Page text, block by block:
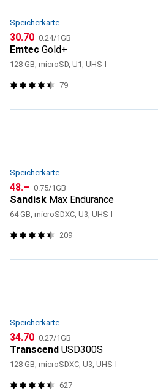
Speicherkarte
CHF
30.70 CHF
0.24/1GB
Emtec Gold+
128 GB, microSD, U1, UHS-I
79
Speicherkarte
CHF
48.– CHF
0.75/1GB
Sandisk Max Endurance
64 GB, microSDXC, U3, UHS-I
209
Speicherkarte
CHF
34.70 CHF
0.27/1GB
Transcend USD300S
128 GB, microSDXC, U3, UHS-I
627